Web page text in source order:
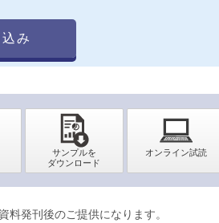
み
料発刊後のご提供になります。